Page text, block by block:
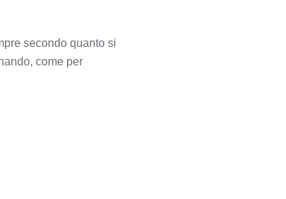
secondo quanto si
come per